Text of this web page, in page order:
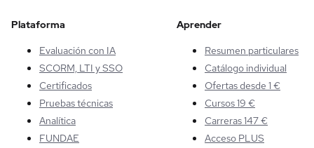
Plataforma
Evaluación con IA
SCORM, LTI y SSO
Certificados
Pruebas técnicas
Analítica
FUNDAE
Aprender
Resumen particulares
Catálogo individual
Ofertas desde 1 €
Cursos 19 €
Carreras 147 €
Acceso PLUS